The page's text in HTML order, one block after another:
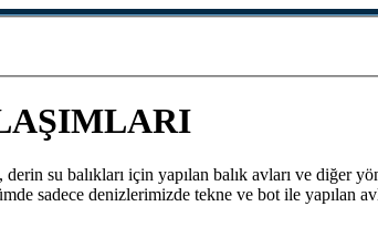
su balıkları için yapılan balık avları ve diğer
sadece denizlerimizde tekne ve bot ile yapılan